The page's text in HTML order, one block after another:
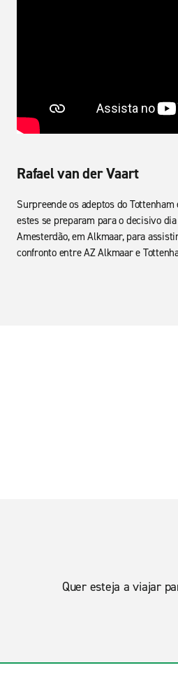
Rafael van der Vaart
Surpreende os adeptos do Tottenham
estes se preparam para o decisivo
Amesterdão, em Alkmaar, para
confronto entre AZ Alkmaar e
Quer esteja a viajar